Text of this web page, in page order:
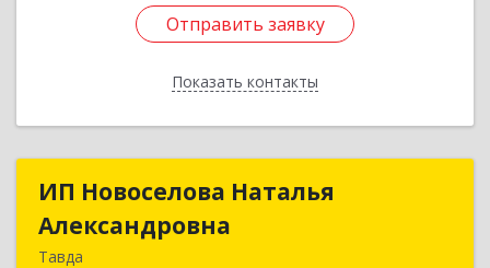
Отправить заявку
Показать контакты
Отправить заявку
Назад
ИП Новоселова Наталья
Александровна
Тавда
ИП Новоселова Наталья